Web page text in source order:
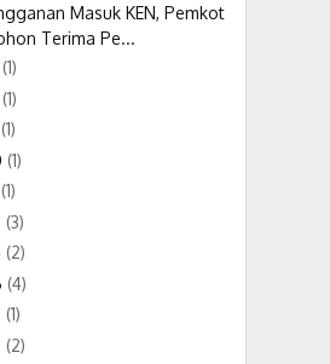
Masuk KEN, Pemkot
Terima Pe...
(1)
(1)
(1)
(1)
(1)
(3)
(2)
(4)
(1)
(2)